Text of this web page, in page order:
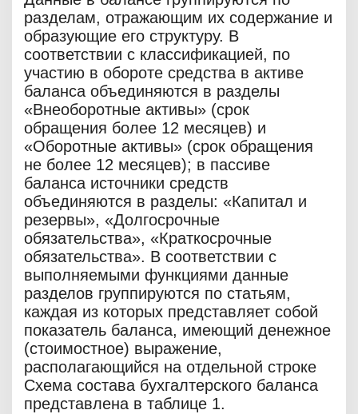
разделам, отражающим их содержание и
образующие его структуру. В
соответствии с классификацией, по
участию в обороте средства в активе
баланса объединяются в разделы
«Внеоборотные активы» (срок
обращения более 12 месяцев) и
«Оборотные активы» (срок обращения
не более 12 месяцев); в пассиве
баланса источники средств
объединяются в разделы: «Капитал и
резервы», «Долгосрочные
обязательства», «Краткосрочные
обязательства». В соответствии с
выполняемыми функциями данные
разделов группируются по статьям,
каждая из которых представляет собой
показатель баланса, имеющий денежное
(стоимостное) выражение,
располагающийся на отдельной строке
Схема состава бухгалтерского баланса
представлена в таблице 1.